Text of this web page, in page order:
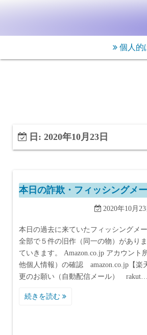
個人的
日: 2020年10月23日
本日の詐欺・フィッシングメ
2020年10月23
本日の過去に来ていたフィッシングメ
全部で５件の旧作（同一の物）があり
ていきます。 Amazon.co.jp アカウント
他個人情報）の確認 amazon.co.jp【楽
更のお願い（自動配信メール） rakut…
続きを読む